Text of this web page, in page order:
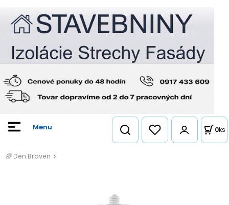
0ks
🌈 Den Braven